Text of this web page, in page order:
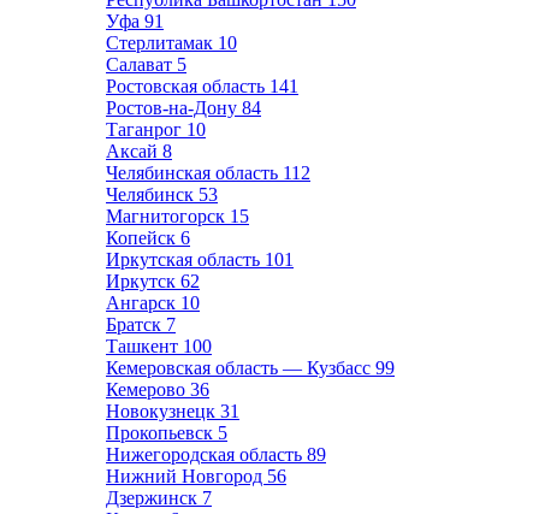
Уфа 91
Стерлитамак 10
Салават 5
Ростовская область 141
Ростов-на-Дону 84
Таганрог 10
Аксай 8
Челябинская область 112
Челябинск 53
Магнитогорск 15
Копейск 6
Иркутская область 101
Иркутск 62
Ангарск 10
Братск 7
Ташкент 100
Кемеровская область — Кузбасс 99
Кемерово 36
Новокузнецк 31
Прокопьевск 5
Нижегородская область 89
Нижний Новгород 56
Дзержинск 7